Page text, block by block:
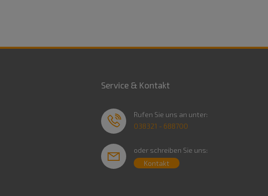
Service & Kontakt
Rufen Sie uns an unter:
038321 - 688700
oder schreiben Sie uns:
Kontakt